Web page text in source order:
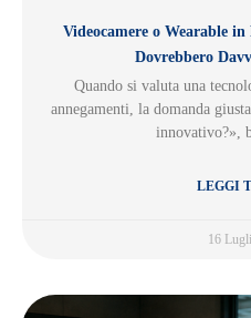
Videocamere o Wearable
Dovrebbero
Quando si valuta una
annegamenti, la domanda
innovativo?»,
LEGGI
16